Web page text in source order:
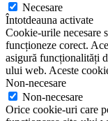
Necesare
Întotdeauna activate
Cookie-urile necesare
funcționeze corect.
asigură funcționalități
ului web. Aceste
Non-necesare
Non-necesare
Orice cookie-uri care